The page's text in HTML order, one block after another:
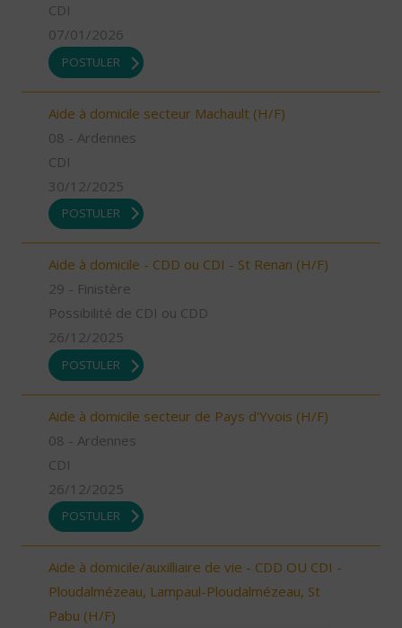
CDI
07/01/2026
POSTULER
Aide à domicile secteur Machault (H/F)
08 - Ardennes
CDI
30/12/2025
POSTULER
Aide à domicile - CDD ou CDI - St Renan (H/F)
29 - Finistère
Possibilité de CDI ou CDD
26/12/2025
POSTULER
Aide à domicile secteur de Pays d'Yvois (H/F)
08 - Ardennes
CDI
26/12/2025
POSTULER
Aide à domicile/auxilliaire de vie - CDD OU CDI -
Ploudalmézeau, Lampaul-Ploudalmézeau, St
Pabu (H/F)